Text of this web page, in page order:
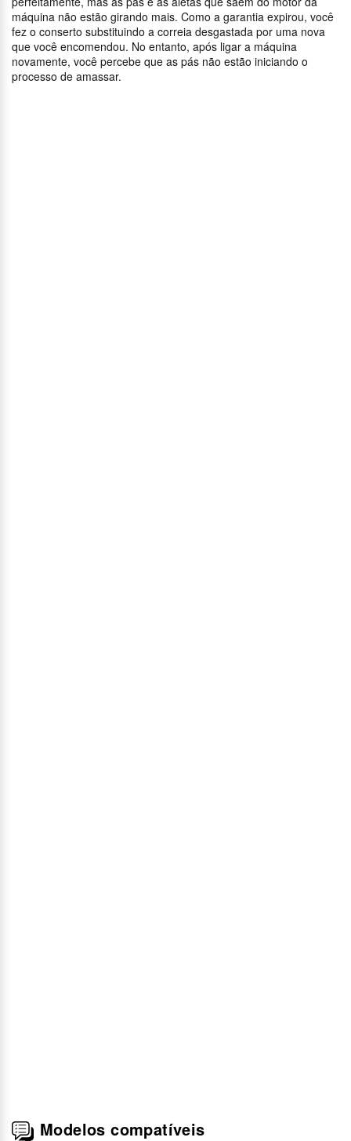
máquina não estão girando mais. Como a garantia expirou, você
fez o conserto substituindo a correia desgastada por uma nova
que você encomendou. No entanto, após ligar a máquina
novamente, você percebe que as pás não estão iniciando o
processo de amassar.
Modelos compatíveis